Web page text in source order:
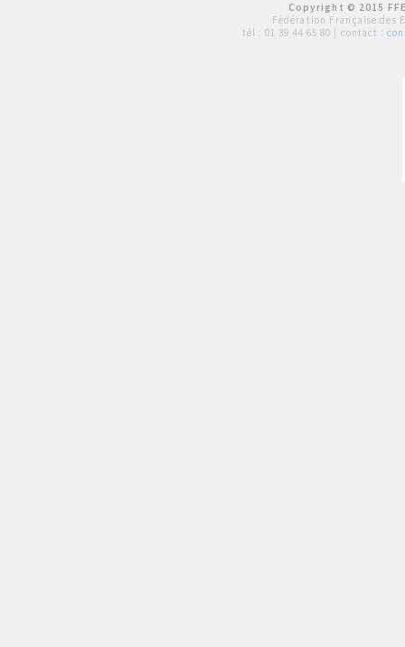
Copyright © 2015
Fédération Française des
tél : 01 39 44 65 80 | contact :